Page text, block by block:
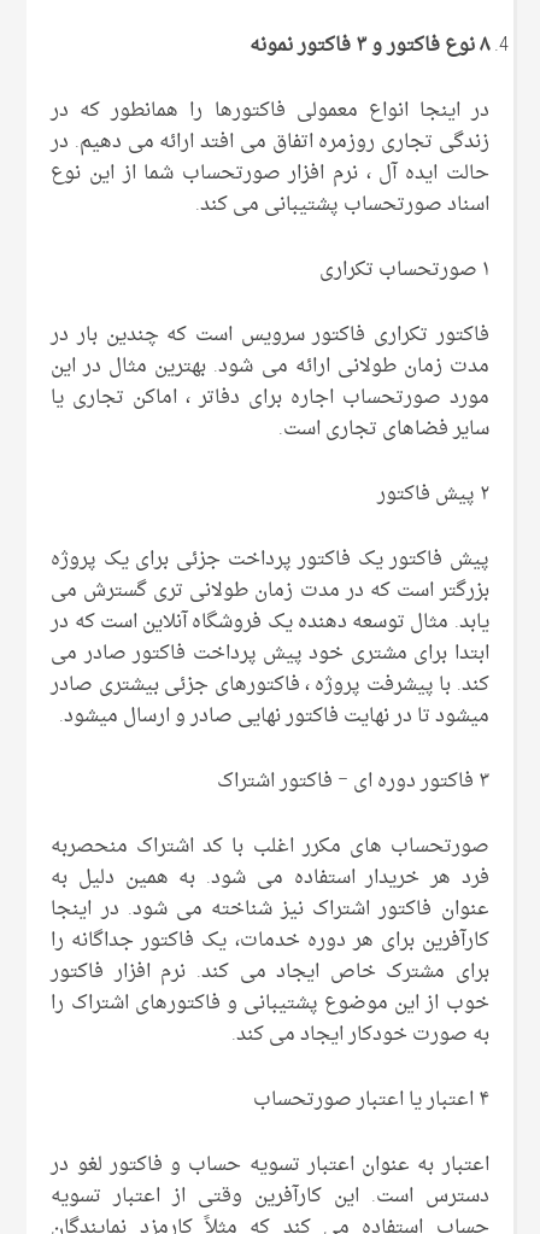
۸ نوع فاکتور و ۳ فاکتور نمونه
در اینجا انواع معمولی فاکتورها را همانطور که در
زندگی تجاری روزمره اتفاق می افتد ارائه می دهیم. در
حالت ایده آل ، نرم افزار صورتحساب شما از این نوع
اسناد صورتحساب پشتیبانی می کند.
۱ صورتحساب تکراری
فاکتور تکراری فاکتور سرویس است که چندین بار در
مدت زمان طولانی ارائه می شود. بهترین مثال در این
مورد صورتحساب اجاره برای دفاتر ، اماکن تجاری یا
سایر فضاهای تجاری است.
۲ پیش فاکتور
پیش فاکتور یک فاکتور پرداخت جزئی برای یک پروژه
بزرگتر است که در مدت زمان طولانی تری گسترش می
یابد. مثال توسعه دهنده یک فروشگاه آنلاین است که در
ابتدا برای مشتری خود پیش پرداخت فاکتور صادر می
کند. با پیشرفت پروژه ، فاکتورهای جزئی بیشتری صادر
میشود تا در نهایت فاکتور نهایی صادر و ارسال میشود.
۳ فاکتور دوره ای – فاکتور اشتراک
صورتحساب های مکرر اغلب با کد اشتراک منحصربه
فرد هر خریدار استفاده می شود. به همین دلیل به
عنوان فاکتور اشتراک نیز شناخته می شود. در اینجا
کارآفرین برای هر دوره خدمات، یک فاکتور جداگانه را
برای مشترک خاص ایجاد می کند. نرم افزار فاکتور
خوب از این موضوع پشتیبانی و فاکتورهای اشتراک را
به صورت خودکار ایجاد می کند.
۴ اعتبار یا اعتبار صورتحساب
اعتبار به عنوان اعتبار تسویه حساب و فاکتور لغو در
دسترس است. این کارآفرین وقتی از اعتبار تسویه